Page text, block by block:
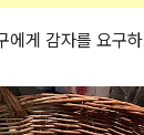
에게 감자를 요구